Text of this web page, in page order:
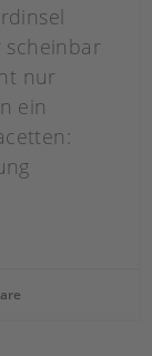
scheinbar
nur
ein